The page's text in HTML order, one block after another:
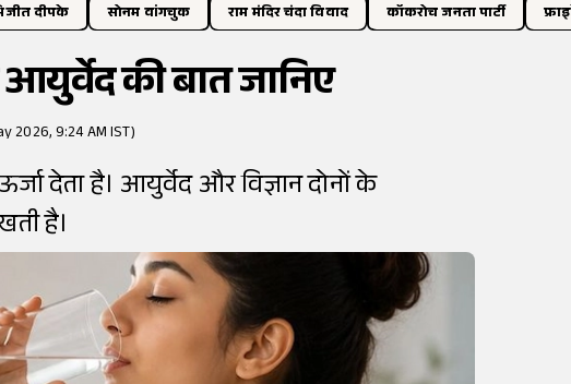
दीपके सोनम वांगचुक राम मंदिर चंदा विवाद कॉकरोच जनता पार्टी
की बात जानिए
2026, 9:24 AM IST)
देता है। आयुर्वेद और विज्ञान दोनों के
है।